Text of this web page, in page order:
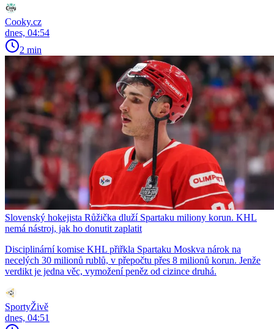
Cooky.cz
dnes, 04:54
2 min
Slovenský hokejista Růžička dluží Spartaku miliony korun. KHL
nemá nástroj, jak ho donutit zaplatit
Disciplinární komise KHL přiřkla Spartaku Moskva nárok na
necelých 30 milionů rublů, v přepočtu přes 8 milionů korun. Jenže
verdikt je jedna věc, vymožení peněz od cizince druhá.
SportyŽivě
dnes, 04:51